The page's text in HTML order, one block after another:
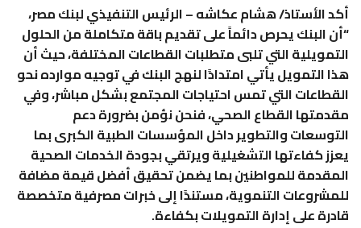
أكد الأستاذ/ هشام عكاشه – الرئيس التنفيذي لبنك مصر،
“أن البنك يحرص دائماً على تقديم باقة متكاملة من الحلول
التمويلية التي تلبى متطلبات القطاعات المختلفة، حيث أن
هذا التمويل يأتي امتدادًا لنهج البنك في توجيه موارده نحو
القطاعات التي تمس احتياجات المجتمع بشكل مباشر، وفي
مقدمتها القطاع الصحي، فنحن نؤمن بضرورة دعم
التوسعات والتطوير داخل المؤسسات الطبية الكبرى بما
يعزز كفاءتها التشغيلية ويرتقي بجودة الخدمات الصحية
المقدمة للمواطنين بما يضمن تحقيق أفضل قيمة مضافة
للمشروعات التنموية، مستندًا إلى خبرات مصرفية متخصصة
قادرة على إدارة التمويلات بكفاءة.